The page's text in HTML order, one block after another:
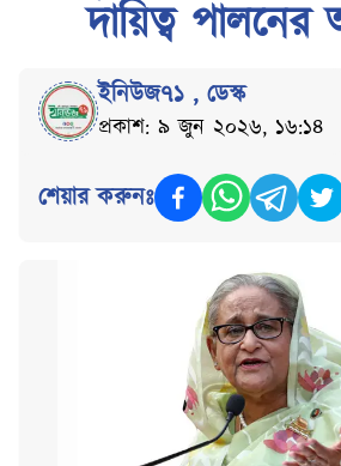
দায়িত্ব পালনের
ইনিউজ৭১ , ডেস্ক
প্রকাশ: ৯ জুন ২০২৬, ১৬:১৪
শেয়ার করুনঃ